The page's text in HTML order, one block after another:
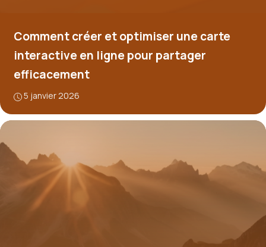
Comment créer et optimiser une carte
interactive en ligne pour partager
efficacement
5 janvier 2026